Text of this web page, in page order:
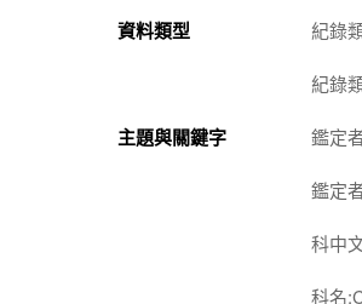
資料類型 紀錄
紀錄
主題與關鍵字 鑑定
鑑定
科中
科名